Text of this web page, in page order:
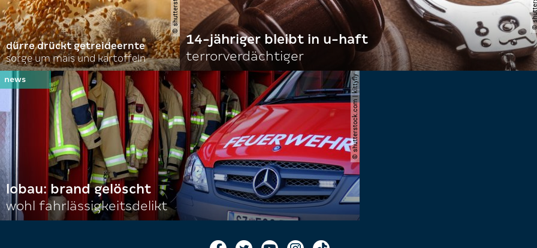
dürre drückt getreideernte
sorge um mais und kartoffeln
14-jähriger bleibt in u-haft
terrorverdächtiger
© shutterstock.com | kittyfly
lobau: brand gelöscht
wohl fahrlässigkeitsdelikt